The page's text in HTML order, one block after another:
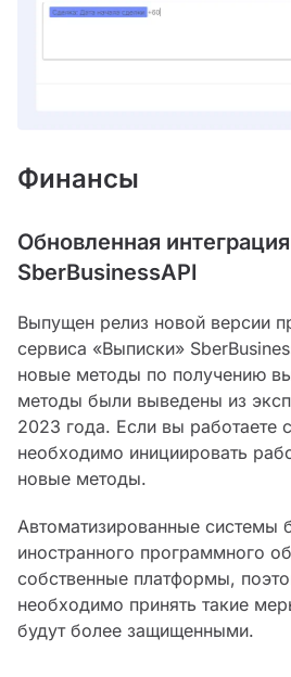
Финансы
Обновленная
SberBusinessAPI
Выпущен релиз новой версии
сервиса «Выписки»
новые методы по получению
методы были выведены из
2023 года. Если вы работаете
необходимо инициировать
новые методы.
Автоматизированные системы
иностранного программного
собственные платформы,
необходимо принять такие
будут более защищенными.